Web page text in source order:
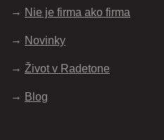
Nie je firma ako firma
Novinky
Život v Radetone
Blog